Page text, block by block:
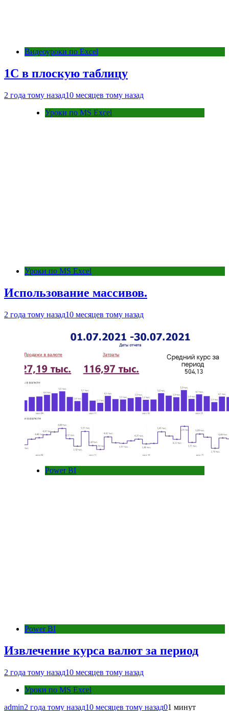
Видеоуроки по Excel
1С в плоскую таблицу
2 года тому назад10 месяцев тому назад
Уроки по MS Excel
Уроки по MS Excel
Использование массивов.
2 года тому назад10 месяцев тому назад
Power BI
Power BI
Извлечение курса валют за период
2 года тому назад10 месяцев тому назад
Уроки по MS Excel
admin2 года тому назад10 месяцев тому назад01 минут